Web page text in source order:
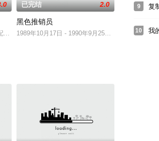
铁轨上的流浪狗而同时命丧黄泉。然而等待着他们的
是日本已故漫画家臼井仪人所著的漫画。由于蜡笔小
音）是一个个性孤僻不爱上学的不良少年，但他其实
已完结 2.0
黑色推销员
1989年10月17日 - 1990年9月25日、1991年3月
9 复
10 我